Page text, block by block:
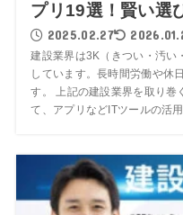
プリ19選！賢い選
2025.02.27
建設業界は3K（きつい・汚い
しています。長時間労働や休
す。 上記の建設業界を取り巻
て、アプリなどITツールの活